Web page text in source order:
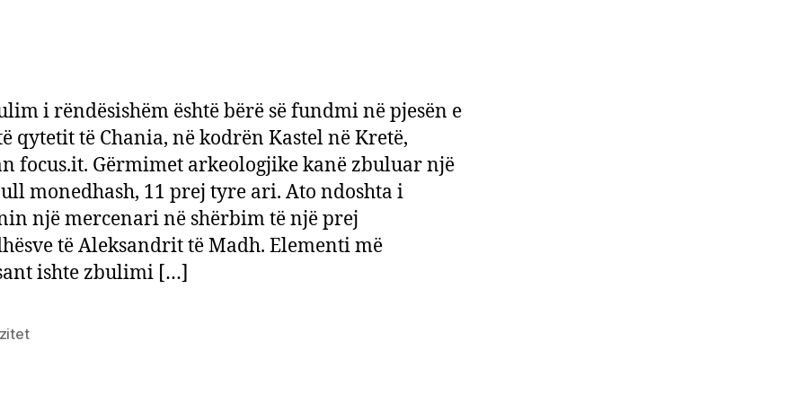
i rëndësishëm është bërë së fundmi në pjesën e
qytetit të Chania, në kodrën Kastel në Kretë,
focus.it. Gërmimet arkeologjike kanë zbuluar një
monedhash, 11 prej tyre ari. Ato ndoshta i
një mercenari në shërbim të një prej
të Aleksandrit të Madh. Elementi më
ishte zbulimi […]